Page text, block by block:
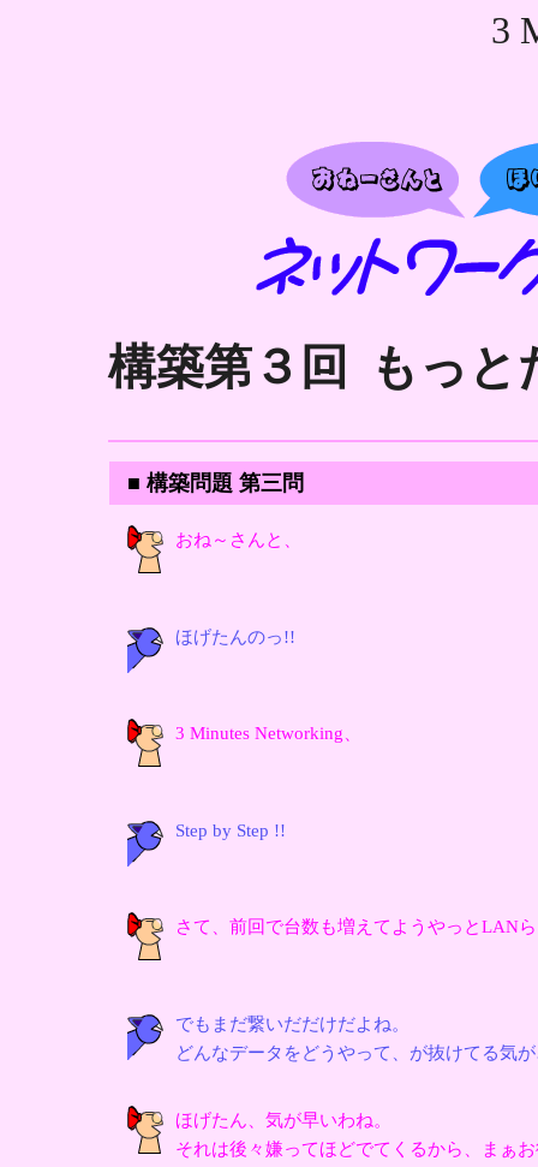
3
構築第３回 もっ
■ 構築問題 第三問
おね～さんと、
ほげたんのっ!!
3 Minutes Networking、
Step by Step !!
さて、前回で台数も増えてようやっとLAN
でもまだ繋いだだけだよね。
どんなデータをどうやって、が抜けてる気
ほげたん、気が早いわね。
それは後々嫌ってほどでてくるから、まぁ